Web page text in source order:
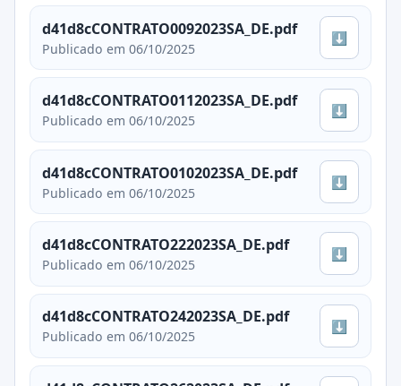
d41d8cCONTRATO0092023SA_DE.pdf
Publicado em 06/10/2025
⬇
d41d8cCONTRATO0112023SA_DE.pdf
Publicado em 06/10/2025
⬇
d41d8cCONTRATO0102023SA_DE.pdf
Publicado em 06/10/2025
⬇
d41d8cCONTRATO222023SA_DE.pdf
Publicado em 06/10/2025
⬇
d41d8cCONTRATO242023SA_DE.pdf
Publicado em 06/10/2025
⬇